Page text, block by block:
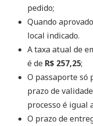
pedido;
Quando
local indicado.
A taxa atual de
é de R$ 257,25;
O passaporte só
prazo de
processo é igual
O prazo de